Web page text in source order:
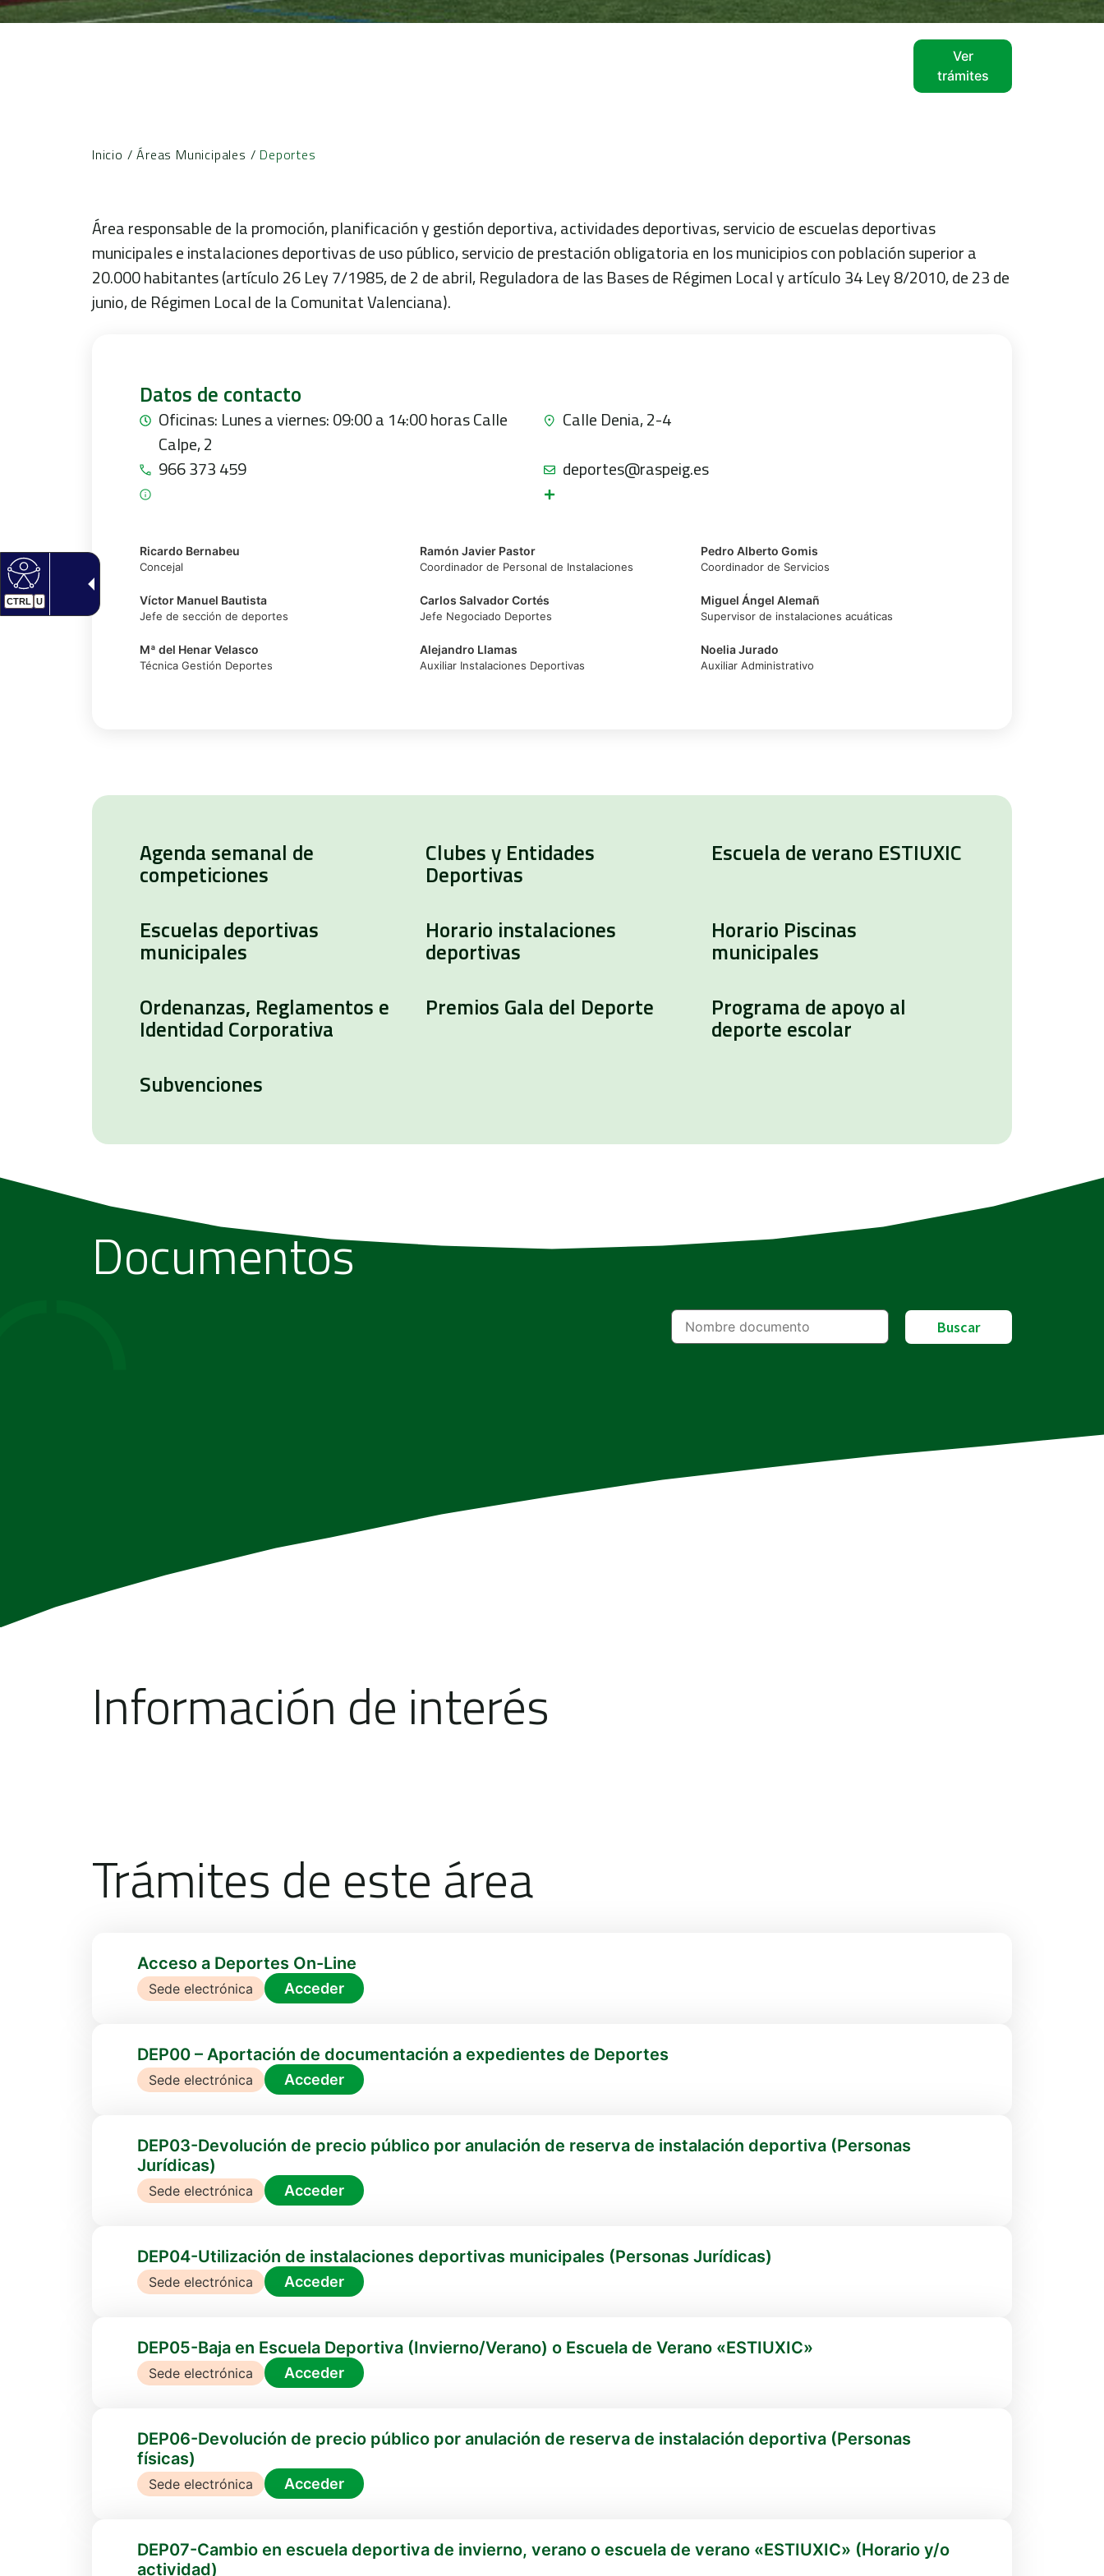
CTRL U
Ver
trámites
Inicio /Áreas Municipales / Deportes
Área responsable de la promoción, planificación y gestión deportiva, actividades deportivas, servicio de escuelas deportivas
municipales e instalaciones deportivas de uso público, servicio de prestación obligatoria en los municipios con población superior a
20.000 habitantes (artículo 26 Ley 7/1985, de 2 de abril, Reguladora de las Bases de Régimen Local y artículo 34 Ley 8/2010, de 23 de
junio, de Régimen Local de la Comunitat Valenciana).
Ricardo Bernabeu
Concejal
Ramón Javier Pastor
Coordinador de Personal de Instalaciones
Pedro Alberto Gomis
Coordinador de Servicios
Víctor Manuel Bautista
Jefe de sección de deportes
Carlos Salvador Cortés
Jefe Negociado Deportes
Miguel Ángel Alemañ
Supervisor de instalaciones acuáticas
Mª del Henar Velasco
Técnica Gestión Deportes
Alejandro Llamas
Auxiliar Instalaciones Deportivas
Noelia Jurado
Auxiliar Administrativo
Datos de contacto
Oficinas: Lunes a viernes: 09:00 a 14:00 horas Calle
Calpe, 2
Calle Denia, 2-4
966 373 459
deportes@raspeig.es
Agenda semanal de
competiciones
Clubes y Entidades
Deportivas
Escuela de verano ESTIUXIC
Escuelas deportivas
municipales
Horario instalaciones
deportivas
Horario Piscinas
municipales
Ordenanzas, Reglamentos e
Identidad Corporativa
Premios Gala del Deporte Programa de apoyo al
deporte escolar
Subvenciones
Documentos
Nombre documento Buscar
Información de interés
Trámites de este área
Acceso a Deportes On-Line
Sede electrónica Acceder
DEP00 – Aportación de documentación a expedientes de Deportes
Sede electrónica Acceder
DEP03-Devolución de precio público por anulación de reserva de instalación deportiva (Personas
Jurídicas)
Sede electrónica Acceder
DEP04-Utilización de instalaciones deportivas municipales (Personas Jurídicas)
Sede electrónica Acceder
DEP05-Baja en Escuela Deportiva (Invierno/Verano) o Escuela de Verano «ESTIUXIC»
Sede electrónica Acceder
DEP06-Devolución de precio público por anulación de reserva de instalación deportiva (Personas
físicas)
Sede electrónica Acceder
DEP07-Cambio en escuela deportiva de invierno, verano o escuela de verano «ESTIUXIC» (Horario y/o
actividad)